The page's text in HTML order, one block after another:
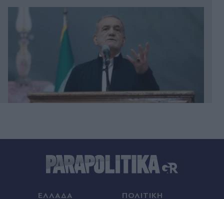
00:33
Μυστράς: "Δεν ήταν οικονομικό το κίνητρο" - Τι
λέει ο συνήγορος του 55χρονου που κρατούσε
τον νεκρό πατέρα του στον καταψύκτη (Βίντεο)
ΕΛΛΑΔΑ ΠΟΛΙΤΙΚΗ